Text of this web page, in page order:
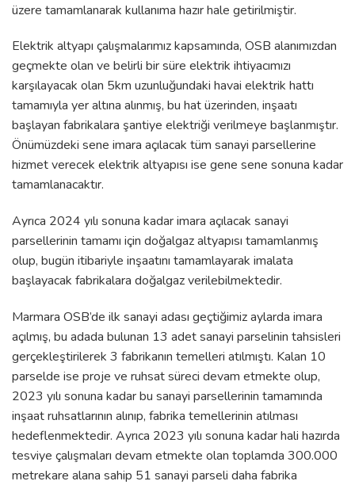
üzere tamamlanarak kullanıma hazır hale getirilmiştir.
Elektrik altyapı çalışmalarımız kapsamında, OSB alanımızdan
geçmekte olan ve belirli bir süre elektrik ihtiyacımızı
karşılayacak olan 5km uzunluğundaki havai elektrik hattı
tamamıyla yer altına alınmış, bu hat üzerinden, inşaatı
başlayan fabrikalara şantiye elektriği verilmeye başlanmıştır.
Önümüzdeki sene imara açılacak tüm sanayi parsellerine
hizmet verecek elektrik altyapısı ise gene sene sonuna kadar
tamamlanacaktır.
Ayrıca 2024 yılı sonuna kadar imara açılacak sanayi
parsellerinin tamamı için doğalgaz altyapısı tamamlanmış
olup, bugün itibariyle inşaatını tamamlayarak imalata
başlayacak fabrikalara doğalgaz verilebilmektedir.
Marmara OSB’de ilk sanayi adası geçtiğimiz aylarda imara
açılmış, bu adada bulunan 13 adet sanayi parselinin tahsisleri
gerçekleştirilerek 3 fabrikanın temelleri atılmıştı. Kalan 10
parselde ise proje ve ruhsat süreci devam etmekte olup,
2023 yılı sonuna kadar bu sanayi parsellerinin tamamında
inşaat ruhsatlarının alınıp, fabrika temellerinin atılması
hedeflenmektedir. Ayrıca 2023 yılı sonuna kadar hali hazırda
tesviye çalışmaları devam etmekte olan toplamda 300.000
metrekare alana sahip 51 sanayi parseli daha fabrika